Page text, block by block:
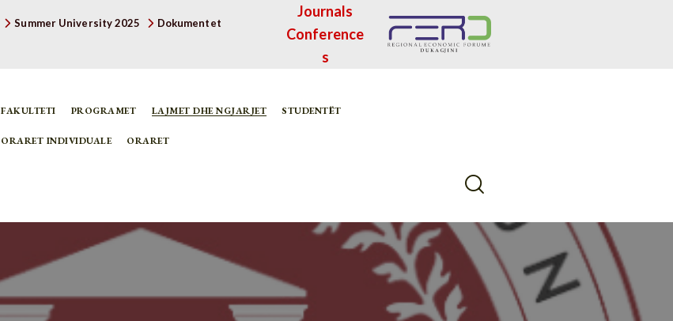
Summer University 2025
Dokumentet
Journals
Conference
s
FAKULTETI PROGRAMET LAJMET DHE NGJARJET STUDENTËT
ORARET INDIVIDUALE ORARET